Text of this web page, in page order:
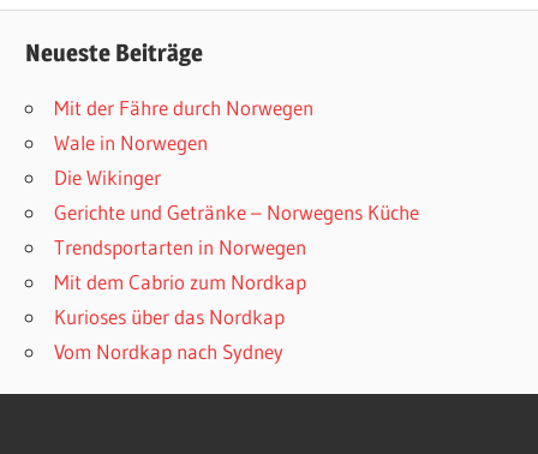
Neueste Beiträge
Mit der Fähre durch Norwegen
Wale in Norwegen
Die Wikinger
Gerichte und Getränke – Norwegens Küche
Trendsportarten in Norwegen
Mit dem Cabrio zum Nordkap
Kurioses über das Nordkap
Vom Nordkap nach Sydney